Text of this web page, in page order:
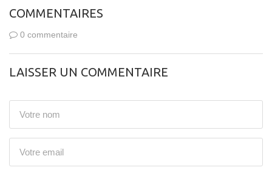
COMMENTAIRES
0 commentaire
LAISSER UN COMMENTAIRE